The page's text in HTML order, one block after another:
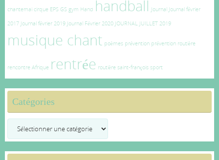
chantemai cirque EPS GS gym Hand handball Journal Journal février
2017 Journal février 2019 Journal Février 2020 JOURNAL JUILLET 2019
musique chant poèmes prévention prévention routière
rencontre Afrique rentrée routière saint-françois sport
Catégories